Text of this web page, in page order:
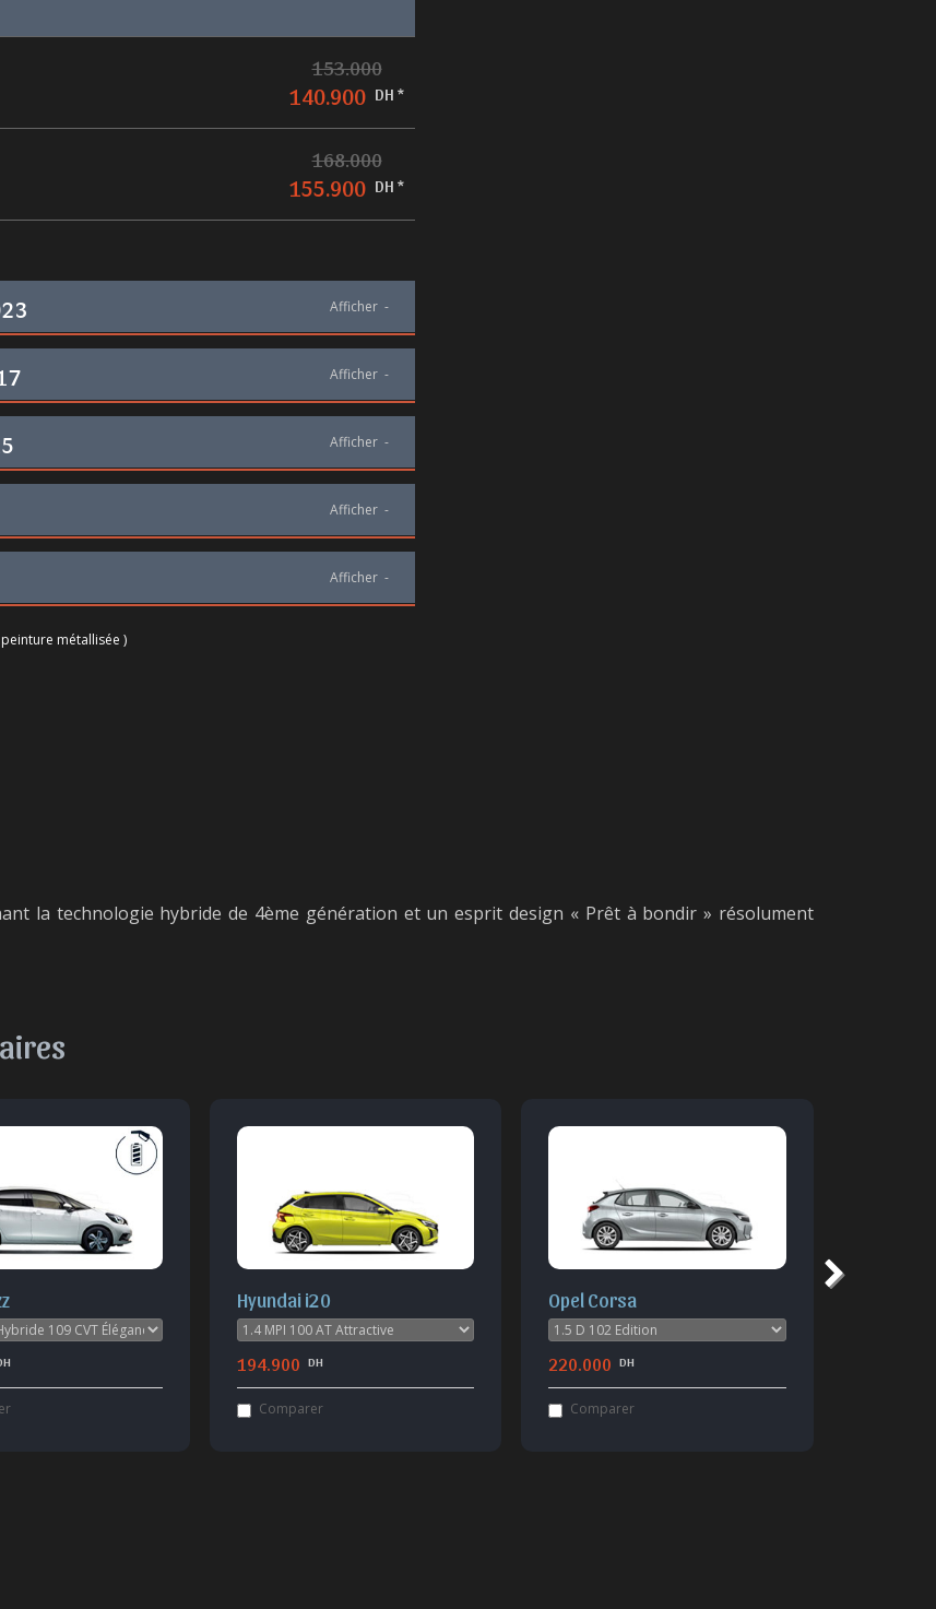
153.000
140.900 DH *
168.000
155.900 DH *
Afficher -
Afficher -
Afficher -
Afficher -
Afficher -
métallisée )
la technologie hybride de 4ème génération et un esprit design « Prêt à bondir » résolument
Hyundai i20
194.900 DH
Comparer
Opel Corsa
220.000 DH
Comparer